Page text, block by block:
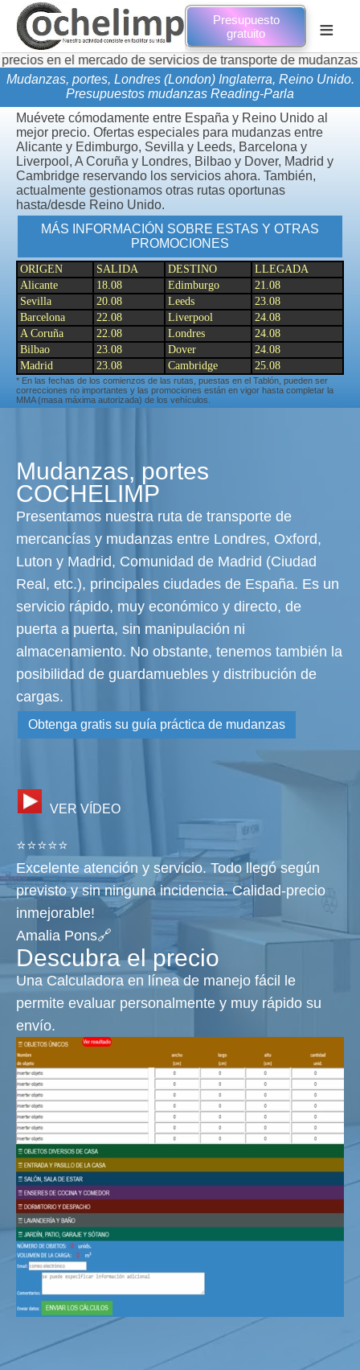
Presupuesto
gratuito
≡
mercado de servicios de transporte de mudanzas y
Mudanzas, portes, Londres (London) Inglaterra, Reino Unido.
Presupuestos mudanzas Reading-Parla
Muévete cómodamente entre España y Reino Unido al
mejor precio. Ofertas especiales para mudanzas entre
Alicante y Edimburgo, Sevilla y Leeds, Barcelona y
Liverpool, A Coruña y Londres, Bilbao y Dover, Madrid y
Cambridge reservando los servicios ahora. También,
actualmente gestionamos otras rutas oportunas
hasta/desde Reino Unido.
MÁS INFORMACIÓN SOBRE ESTAS Y OTRAS
PROMOCIONES
ORIGEN SALIDA DESTINO
LLEGADA
Alicante
18.08 Edimburgo
21.08
Sevilla
20.08 Leeds
23.08
Barcelona
22.08 Liverpool
24.08
A Coruña
22.08 Londres
24.08
Bilbao
23.08 Dover
24.08
Madrid
23.08 Cambridge 25.08
* En las fechas de los comienzos de las rutas, puestas en el Tablón, pueden ser
correcciones no importantes y las promociones están en vigor hasta completar la
MMA (masa máxima autorizada) de los vehículos.
Mudanzas, portes
COCHELIMP
Presentamos nuestra ruta de transporte de
mercancías y mudanzas entre Londres, Oxford,
Luton y Madrid, Comunidad de Madrid (Ciudad
Real, etc.), principales ciudades de España. Es un
servicio rápido, muy económico y directo, de
puerta a puerta, sin manipulación ni
almacenamiento. No obstante, tenemos también la
posibilidad de guardamuebles y distribución de
cargas.
Obtenga gratis su guía práctica de mudanzas
VER VÍDEO
⭐⭐⭐⭐⭐
Excelente atención y servicio. Todo llegó según
previsto y sin ninguna incidencia. Calidad-precio
inmejorable!
Amalia Pons🔗
Descubra el precio
Una Calculadora en línea de manejo fácil le
permite evaluar personalmente y muy rápido su
envío.